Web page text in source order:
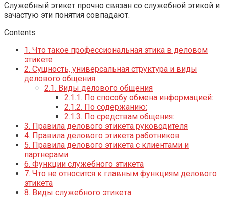
Служебный этикет прочно связан со служебной этикой и
зачастую эти понятия совпадают.
Contents
1. Что такое профессиональная этика в деловом
этикете
2. Сущность, универсальная структура и виды
делового общения
2.1. Виды делового общения
2.1.1. По способу обмена информацией:
2.1.2. По содержанию:
2.1.3. По средствам общения:
3. Правила делового этикета руководителя
4. Правила делового этикета работников
5. Правила делового этикета с клиентами и
партнерами
6. Функции служебного этикета
7. Что не относится к главным функциям делового
этикета
8. Виды служебного этикета